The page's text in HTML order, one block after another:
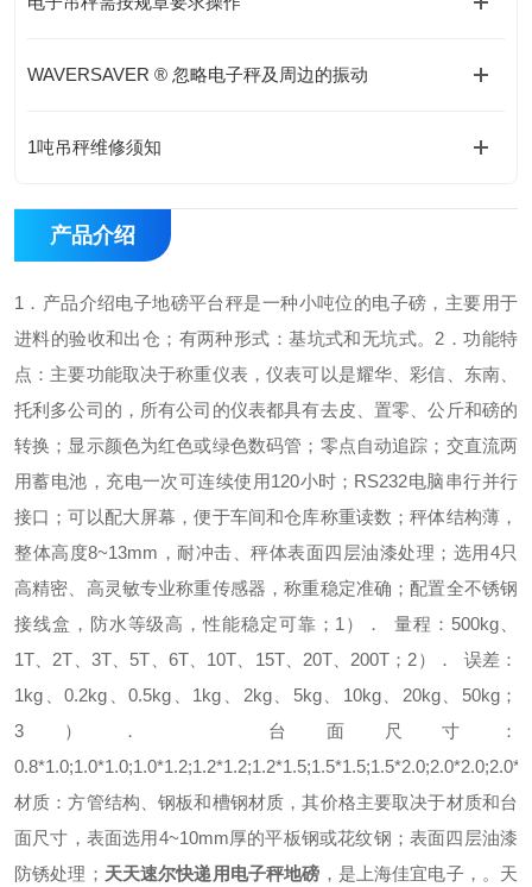
WAVERSAVER ® 忽略电子秤及周边的振动
1吨吊秤维修须知
产品介绍
1．产品介绍电子地磅平台秤是一种小吨位的电子磅，主要用于
进料的验收和出仓；有两种形式：基坑式和无坑式。 2．功能特
点： 主要功能取决于称重仪表，仪表可以是耀华、彩信、东南、
托利多公司的，所有公司的仪表都具有去皮、置零、公斤和磅的
转换； 显示颜色为红色或绿色数码管； 零点自动追踪； 交直流两
用蓄电池，充电一次可连续使用120小时； RS232电脑串行并行
接口；可以配大屏幕，便于车间和仓库称重读数；秤体结构薄，
整体高度8~13mm，耐冲击、秤体表面四层油漆处理； 选用4只
高精密、高灵敏专业称重传感器，称重稳定准确；配置全不锈钢
接线盒，防水等级高，性能稳定可靠； 1）． 量程： 500kg、
1T、2T、3T、5T、6T、10T、15T、20T、200T； 2）． 误差：
1kg、0.2kg、0.5kg、1kg、2kg、5kg、10kg、20kg、50kg；
3）． 台面尺寸：
材质：方管结构、钢板和槽钢材质，其价格主要取决于材质和台
面尺寸，表面选用4~10mm厚的平板钢或花纹钢；表面四层油漆
防锈处理； 天天速尔快递用电子秤地磅 ，是上海佳宜电子，。天